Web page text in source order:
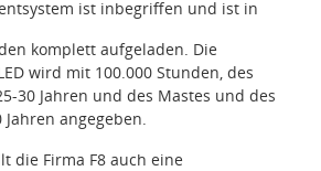
ist inbegriffen und ist in
komplett aufgeladen. Die
wird mit 100.000 Stunden, des
30 Jahren und des Mastes und des
Jahren angegeben.
die Firma F8 auch eine